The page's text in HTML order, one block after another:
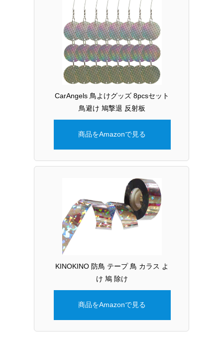
CarAngels 鳥よけグッズ 8pcsセット
鳥避け 鳩撃退 反射板
商品をAmazonで見る
KINOKINO 防鳥 テープ 鳥 カラス よ
け 鳩 除け
商品をAmazonで見る